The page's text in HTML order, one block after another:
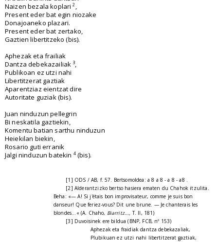
Naizen bezala koplari 2,
Present eder bat egin niozake
Donajoaneko plazari.
Present eder bat zertako,
Gaztien libertitzeko (bis).
Aphezak eta frailiak
Dantza debekazailiak 3,
Publikoan ez utzi nahi
Libertitzerat gaztiak
Aparentziaz eientzat dire
Autoritate guziak (bis).
Juan ninduzun pellegrin
Bi neskatila gaztiekin,
Komentu batian sarthu ninduzun
Heiekilan biekin,
Rosario guti erranik
Jalgi ninduzun batekin 4(bis).
[1] ODS / AB, f. 57. Bertsomoldea: a 8 a 8 - a 8 - a8 .
[2] Alderantzizko bertso hasiera ematen du Chahok itzulita.
Beha: «— A! Si j'étais bon improvisateur, comme je suis bon
danseur! Que feriez-vous? Dit une brune. — Je chanterais les
blondes...« (A. Chaho, Biarritz..., T. II, 181)
[3] Duvoisinek ere bildua (BNP, FCB, nº 153)
Aphezak eta fraidiak dantza debekazaliak,
Plubikuan ez utzi nahi libertitzerat gaztiak,